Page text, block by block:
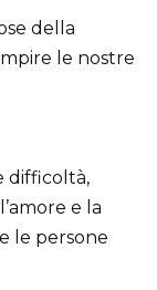
della
le nostre
difficoltà,
e la
le persone